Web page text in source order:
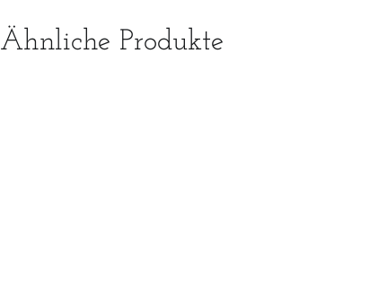
Ähnliche Produkte